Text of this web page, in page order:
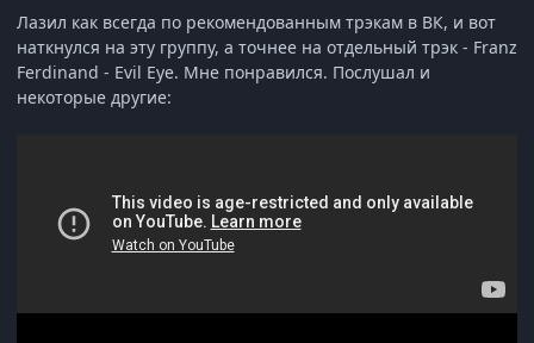
Лазил как всегда по рекомендованным трэкам в ВК, и вот
наткнулся на эту группу, а точнее на отдельный трэк - Franz
Ferdinand - Evil Eye. Мне понравился. Послушал и
некоторые другие: